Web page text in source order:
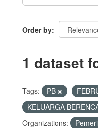
Order by
1 dataset
Tags: PB
KELUARGA
Organizations: